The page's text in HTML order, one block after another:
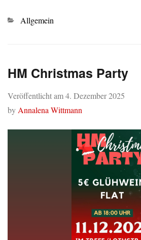
Kategorien
Allgemein
HM Christmas Party
Veröffentlicht am4. Dezember 2025
by Annalena Wittmann